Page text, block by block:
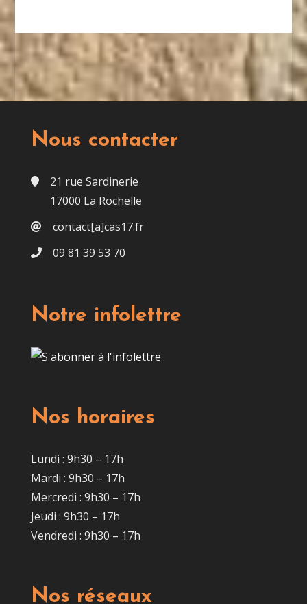
Nous contacter
21 rue Sardinerie
17000 La Rochelle
contact[a]cas17.fr
09 81 39 53 70
Notre infolettre
Nos horaires
Lundi : 9h30 – 17h
Mardi : 9h30 – 17h
Mercredi : 9h30 – 17h
Jeudi : 9h30 – 17h
Vendredi : 9h30 – 17h
Nos réseaux